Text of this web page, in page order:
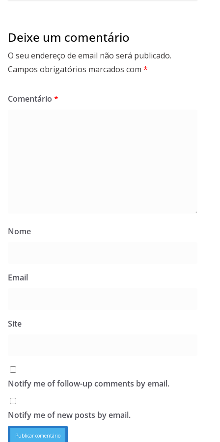
Deixe um comentário
O seu endereço de email não será publicado.
Campos obrigatórios marcados com *
Comentário *
Nome
Email
Site
Notify me of follow-up comments by email.
Notify me of new posts by email.